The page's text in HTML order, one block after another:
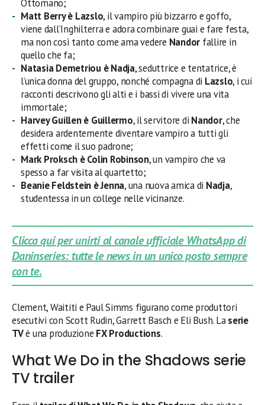
Ottomano;
Matt Berry è Lazslo, il vampiro più bizzarro e goffo,
viene dall’Inghilterra e adora combinare guai e fare festa,
ma non così tanto come ama vedere Nandor fallire in
quello che fa;
Natasia Demetriou è Nadja, seduttrice e tentatrice, è
l’unica donna del gruppo, nonché compagna di Lazslo, i cui
racconti descrivono gli alti e i bassi di vivere una vita
immortale;
Harvey Guillen è Guillermo, il servitore di Nandor, che
desidera ardentemente diventare vampiro a tutti gli
effetti come il suo padrone;
Mark Proksch è Colin Robinson, un vampiro che va
spesso a far visita al quartetto;
Beanie Feldstein è Jenna, una nuova amica di Nadja,
studentessa in un college nelle vicinanze.
Clicca qui per unirti al canale ufficiale WhatsApp di
Daninseries: tutte le news in un unico posto sempre
con te.
Clement, Waititi e Paul Simms figurano come produttori
esecutivi con Scott Rudin, Garrett Basch e Eli Bush. Laserie
TVè una produzione FX Productions.
What We Do in the Shadows serie
TV trailer